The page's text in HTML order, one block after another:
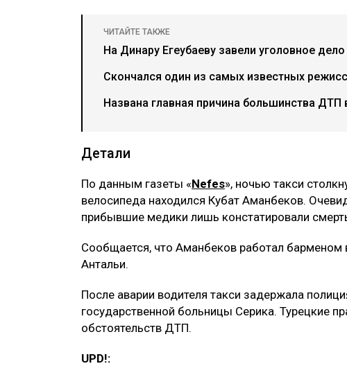
ЧИТАЙТЕ ТАКЖЕ
На Динару Егеубаеву завели уголовное
Скончался один из самых известных
Названа главная причина большинства ДТП
Детали
По данным газеты «Nefes», ночью такси
велосипеда находился Кубат Аманбеков.
прибывшие медики лишь констатировали
Сообщается, что Аманбеков работал барменом
Антальи.
После аварии водителя такси задержала
государственной больницы Серика. Турецкие
обстоятельств ДТП.
UPD!: